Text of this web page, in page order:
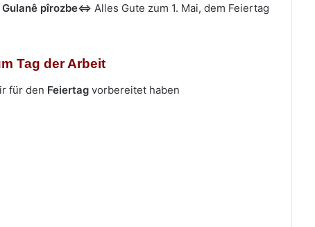
pîrozbe⇔ Alles Gute zum 1. Mai, dem Feiertag
Tag der Arbeit
für den Feiertag vorbereitet haben